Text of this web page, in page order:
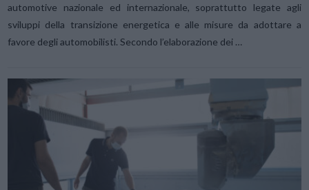
automotive nazionale ed internazionale, soprattutto legate agli
sviluppi della transizione energetica e alle misure da adottare a
favore degli automobilisti. Secondo l’elaborazione dei …